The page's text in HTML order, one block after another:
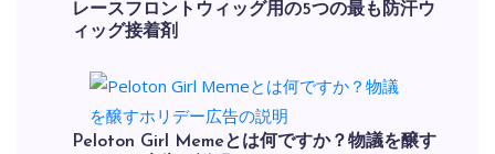
レースフロントウィッグ用の5つの最も防汗ウ
ィッグ接着剤
Peloton Girl Memeとは何ですか？物議を醸す